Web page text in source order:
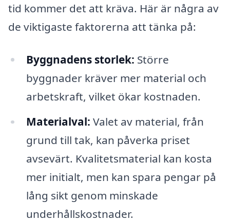
tid kommer det att kräva. Här är några av
de viktigaste faktorerna att tänka på:
Byggnadens storlek: Större
byggnader kräver mer material och
arbetskraft, vilket ökar kostnaden.
Materialval: Valet av material, från
grund till tak, kan påverka priset
avsevärt. Kvalitetsmaterial kan kosta
mer initialt, men kan spara pengar på
lång sikt genom minskade
underhållskostnader.